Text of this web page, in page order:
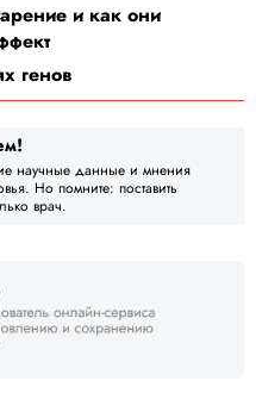
и как они
генов
научные данные и мнения
Но помните: поставить
врач.